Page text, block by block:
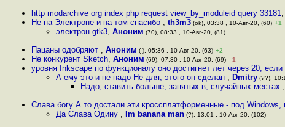
http modarchive org index php request view_by_moduleid query 33181,
Не на Электроне и на том спасибо , th3m3 (ok), 03:38 , 10-Авг-20, (60) +1
электрон gtk3, Аноним (70), 08:33 , 10-Авг-20, (81)
Пацаны одобряют , Аноним (-), 05:36 , 10-Авг-20, (63) +2
Не конкурент Sketch, Аноним (69), 07:30 , 10-Авг-20, (69) –1
уровня Inkscape по функционалу оно достигнет лет через 20, если
А ему это и не надо Не для, этого он сделан , Dmitry (??),
Надо, ставить больше, запятых в, случайных местах ,
Слава богу А то достали эти кроссплатформенные - под Windows,
Да Слава Одину , Im banana man (?), 13:01 , 10-Авг-20, (102)